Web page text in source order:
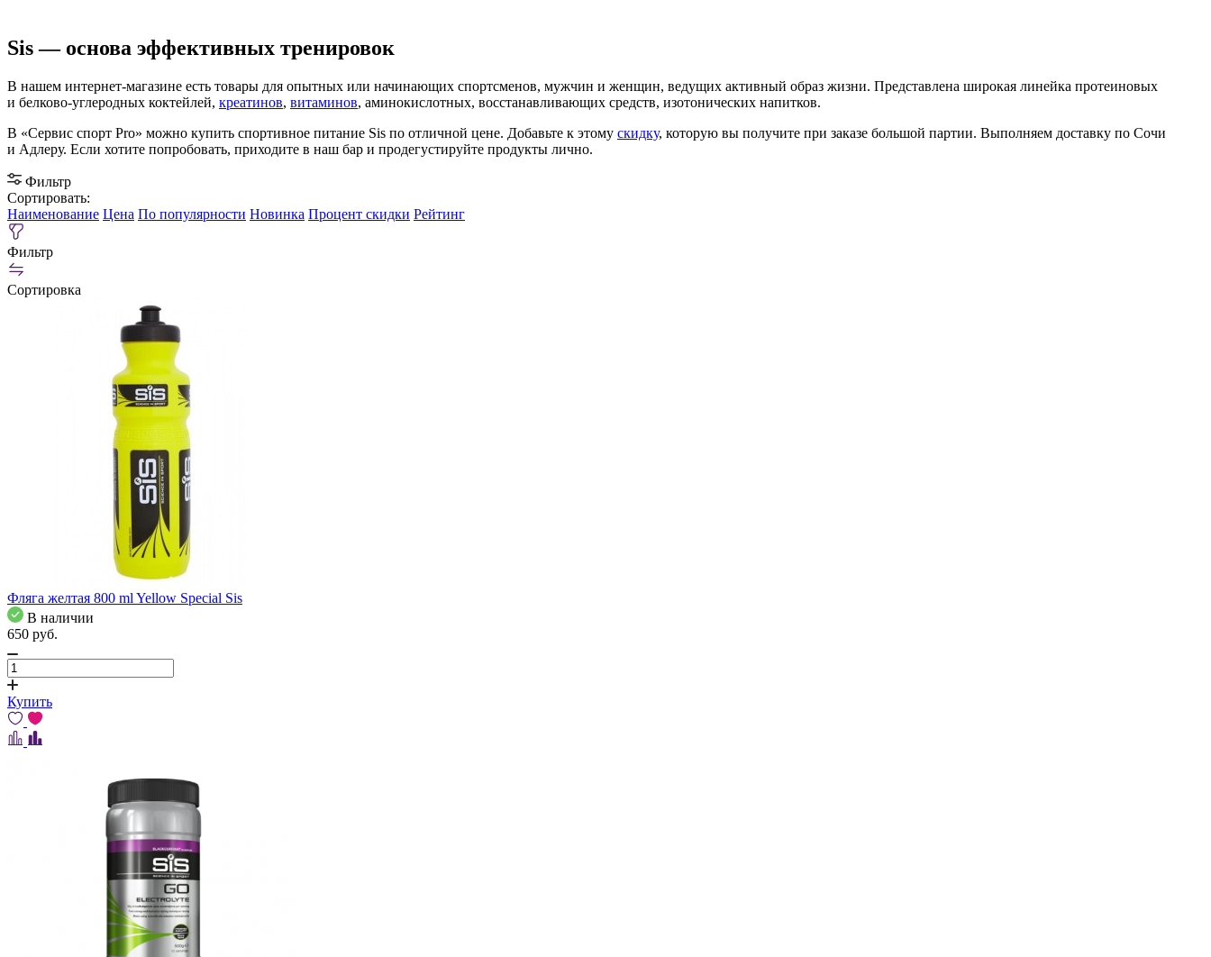
Sis — основа эффективных тренировок
В нашем интернет-магазине есть товары для опытных или начинающих спортсменов, мужчин и женщин, ведущих активный образ жизни. Представлена широкая линейка протеиновых
и белково-углеродных коктейлей, креатинов, витаминов, аминокислотных, восстанавливающих средств, изотонических напитков.
В «Сервис спорт Pro» можно купить спортивное питание Sis по отличной цене. Добавьте к этому скидку, которую вы получите при заказе большой партии. Выполняем доставку по Сочи
и Адлеру. Если хотите попробовать, приходите в наш бар и продегустируйте продукты лично.
Фильтр
Сортировать:
Наименование Цена По популярности Новинка Процент скидки Рейтинг
Фильтр
Сортировка
Фляга желтая 800 ml Yellow Special Sis
В наличии
650 pуб.
Купить